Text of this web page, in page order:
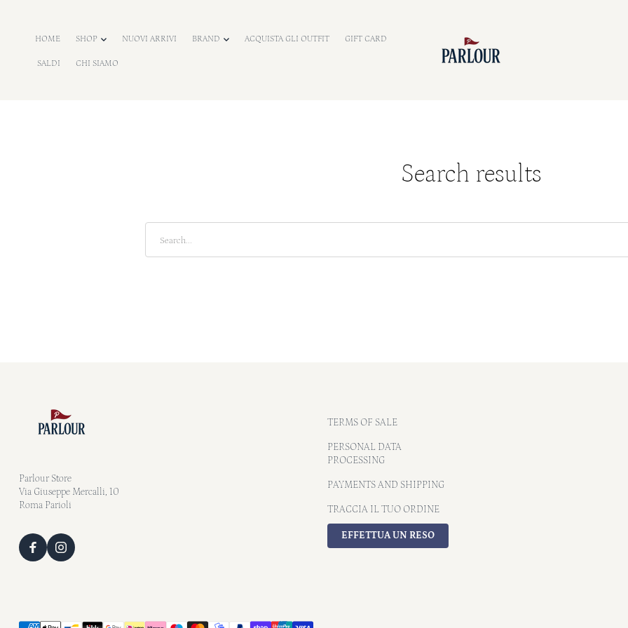
HOME SHOP NUOVI ARRIVI BRAND ACQUISTA GLI OUTFIT GIFT CARD
SALDI CHI SIAMO
Search results
Parlour Store
Via Giuseppe Mercalli, 10
Roma Parioli
TERMS OF SALE
PERSONAL DATA
PROCESSING
PAYMENTS AND SHIPPING
TRACCIA IL TUO ORDINE
EFFETTUA UN RESO